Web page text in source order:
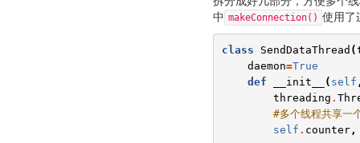
中 makeConnection() 使用了
class SendDataThread (
daemon=True
def
__init__ ( self
threading .
#多个线程共享
self . counter,